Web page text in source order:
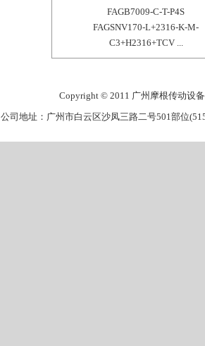
FAGB7009-C-T-P4S
FAGSNV170-L+2316-K-M-
C3+H2316+TCV ...
Copyright © 2011 广州摩根传动设
公司地址：广州市白云区沙凤三路二号501部位